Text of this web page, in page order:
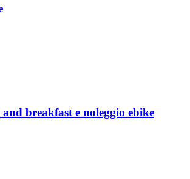
breakfast e noleggio ebike